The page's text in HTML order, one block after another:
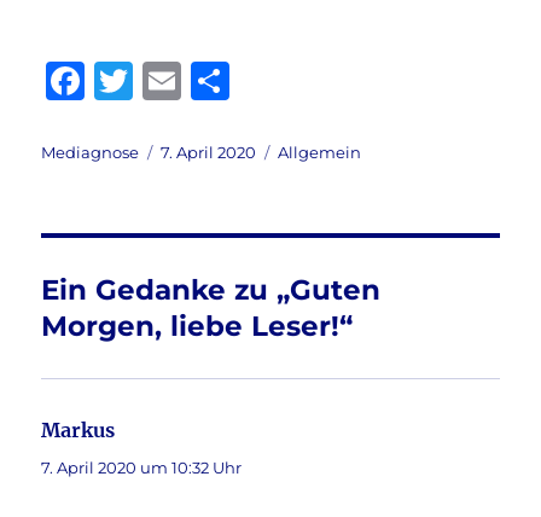
F
c
b
o
o
k
T
it
r
E
ai le
Autor
Mediagnose
Veröffentlicht
7. April 2020 Kategorien
Allgemein
Ein Gedanke zu „Guten
Morgen, liebe Leser!“
Markus
7. April 2020 um 10:32 Uhr